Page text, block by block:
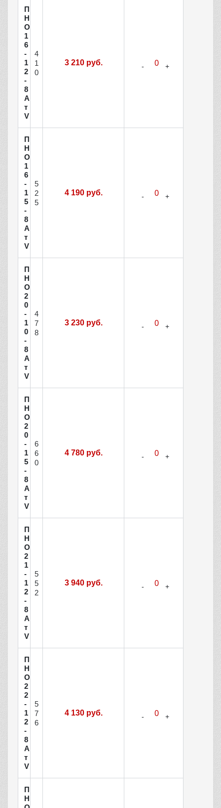
П
Н
О
1
6
-
1
2
-
8
А
т
V
4
1
0
3 210 руб.
П
Н
О
1
6
-
1
5
-
8
А
т
V
5
2
5
4 190 руб.
П
Н
О
2
0
-
1
0
-
8
А
т
V
4
7
8
3 230 руб.
П
Н
О
2
0
-
1
5
-
8
А
т
V
6
6
0
4 780 руб.
П
Н
О
2
1
-
1
2
-
8
А
т
V
5
5
2
3 940 руб.
П
Н
О
2
2
-
1
2
-
8
А
т
V
5
7
6
4 130 руб.
П
Н